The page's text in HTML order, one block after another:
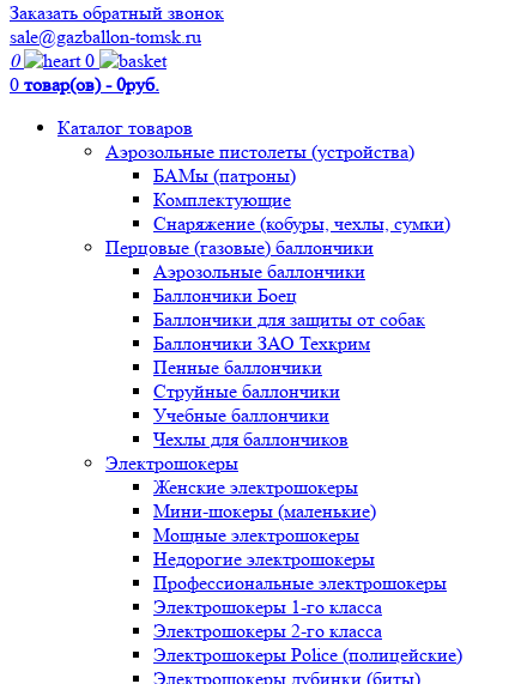
Заказать обратный звонок
sale@gazballon-tomsk.ru
0
0
0 товар(ов) - 0руб.
Каталог товаров
Аэрозольные пистолеты (устройства)
БАМы (патроны)
Комплектующие
Снаряжение (кобуры, чехлы, сумки)
Перцовые (газовые) баллончики
Аэрозольные баллончики
Баллончики Боец
Баллончики для защиты от собак
Баллончики ЗАО Техкрим
Пенные баллончики
Струйные баллончики
Учебные баллончики
Чехлы для баллончиков
Электрошокеры
Женские электрошокеры
Мини-шокеры (маленькие)
Мощные электрошокеры
Недорогие электрошокеры
Профессиональные электрошокеры
Электрошокеры 1-го класса
Электрошокеры 2-го класса
Электрошокеры Police (полицейские)
Электрошокеры дубинки (биты)